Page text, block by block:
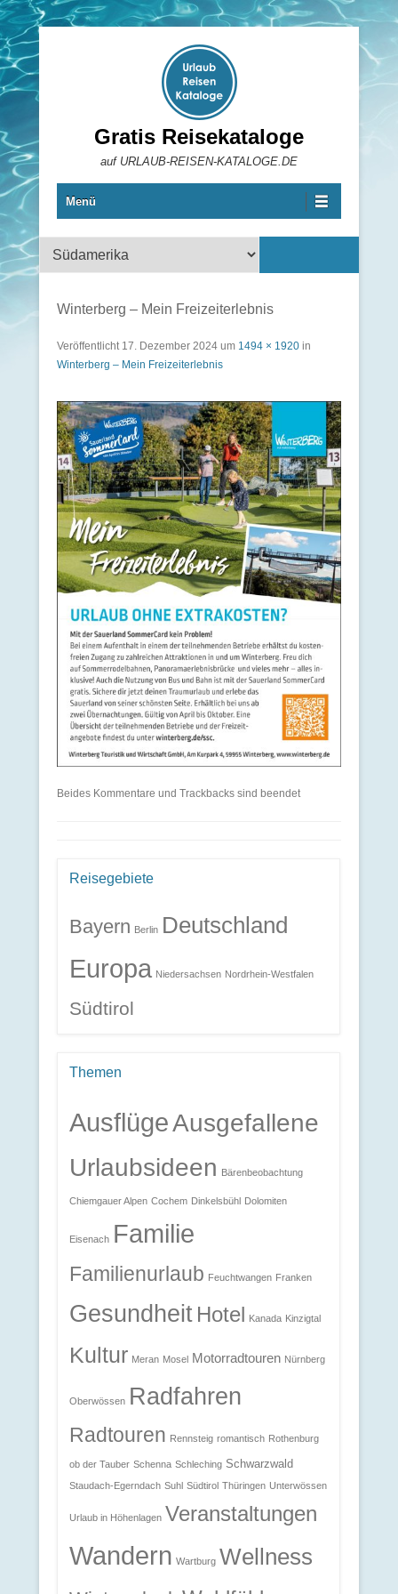
Gratis Reisekataloge
auf URLAUB-REISEN-KATALOGE.DE
Menü
Reisekataloge
Winterberg – Mein Freizeiterlebnis
Veröffentlicht 17. Dezember 2024 um 1494 × 1920 in
Winterberg – Mein Freizeiterlebnis
Beides Kommentare und Trackbacks sind beendet
Reisegebiete
Bayern Berlin Deutschland
Europa Niedersachsen Nordrhein-Westfalen
Südtirol
Themen
AusflügeAusgefallene
Urlaubsideen Bärenbeobachtung
Chiemgauer Alpen Cochem Dinkelsbühl Dolomiten
Eisenach Familie
Familienurlaub Feuchtwangen Franken
Gesundheit Hotel Kanada Kinzigtal
Kultur Meran Mosel Motorradtouren Nürnberg
Oberwössen Radfahren
Radtouren Rennsteig romantisch Rothenburg
ob der Tauber Schenna Schleching Schwarzwald
Staudach-Egerndach Suhl Südtirol Thüringen Unterwössen
Urlaub in Höhenlagen Veranstaltungen
Wandern Wartburg Wellness